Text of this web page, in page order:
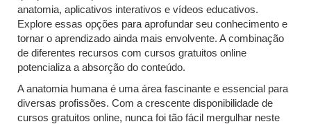
anatomia, aplicativos interativos e vídeos educativos.
Explore essas opções para aprofundar seu conhecimento e
tornar o aprendizado ainda mais envolvente. A combinação
de diferentes recursos com cursos gratuitos online
potencializa a absorção do conteúdo.
A anatomia humana é uma área fascinante e essencial para
diversas profissões. Com a crescente disponibilidade de
cursos gratuitos online, nunca foi tão fácil mergulhar neste